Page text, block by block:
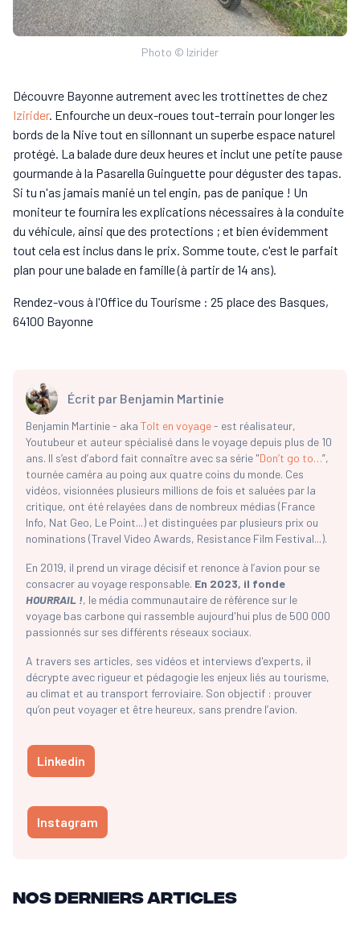
Photo © Izirider
Découvre Bayonne autrement avec les trottinettes de chez
Izirider. Enfourche un deux-roues tout-terrain pour longer les
bords de la Nive tout en sillonnant un superbe espace naturel
protégé. La balade dure deux heures et inclut une petite pause
gourmande à la Pasarella Guinguette pour déguster des tapas.
Si tu n'as jamais manié un tel engin, pas de panique ! Un
moniteur te fournira les explications nécessaires à la conduite
du véhicule, ainsi que des protections ; et bien évidemment
tout cela est inclus dans le prix. Somme toute, c'est le parfait
plan pour une balade en famille (à partir de 14 ans).
Rendez-vous à l'Office du Tourisme : 25 place des Basques,
64100 Bayonne
Écrit par Benjamin Martinie
Benjamin Martinie - aka Tolt en voyage- est réalisateur,
Youtubeur et auteur spécialisé dans le voyage depuis plus de 10
ans. Il s’est d’abord fait connaître avec sa série "Don’t go to…”,
tournée caméra au poing aux quatre coins du monde. Ces
vidéos, visionnées plusieurs millions de fois et saluées par la
critique, ont été relayées dans de nombreux médias (France
Info, Nat Geo, Le Point...) et distinguées par plusieurs prix ou
nominations (Travel Video Awards, Resistance Film Festival...).
En 2019, il prend un virage décisif et renonce à l’avion pour se
consacrer au voyage responsable. En 2023, il fonde
HOURRAIL !, le média communautaire de référence sur le
voyage bas carbone qui rassemble aujourd'hui plus de 500 000
passionnés sur ses différents réseaux sociaux.
A travers ses articles, ses vidéos et interviews d'experts, il
décrypte avec rigueur et pédagogie les enjeux liés au tourisme,
au climat et au transport ferroviaire. Son objectif : prouver
qu’on peut voyager et être heureux, sans prendre l’avion.
Linkedin
Instagram
Nos derniers articles